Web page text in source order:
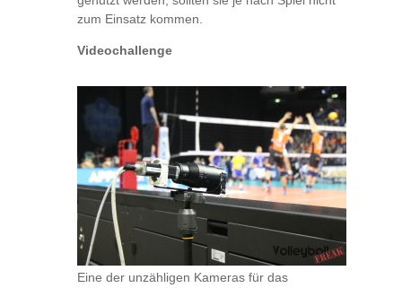
zum Einsatz kommen.
Videochallenge
Eine der unzähligen Kameras für das